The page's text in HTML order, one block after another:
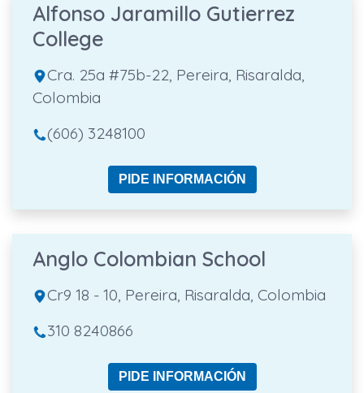
Alfonso Jaramillo Gutierrez
College
Cra. 25a #75b-22, Pereira, Risaralda,
Colombia
(606) 3248100
PIDE INFORMACIÓN
Anglo Colombian School
Cr9 18 - 10, Pereira, Risaralda, Colombia
310 8240866
PIDE INFORMACIÓN